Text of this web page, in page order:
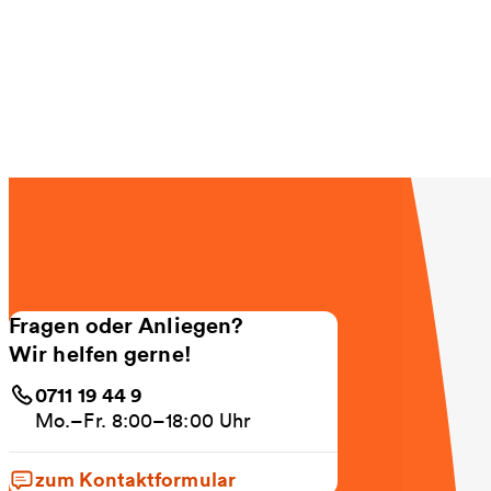
Fragen oder Anliegen?
Wir helfen gerne!
0711 19 44 9
Mo.–Fr. 8:00–18:00 Uhr
zum Kontaktformular